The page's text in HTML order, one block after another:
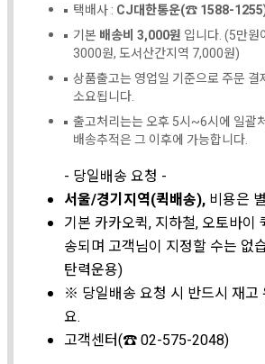
택배사 : CJ대한통운(☎ 1588-
기본 배송비 3,000원 입니다. (5만
3000원, 도서산간지역 7,000원)
상품출고는 영업일 기준으로 주문
소요됩니다.
출고처리는는 오후 5시~6시에 일괄
배송추적은 그 이후에 가능합니다.
- 당일배송 요청 -
서울/경기지역(퀵배송), 비용은
기본 카카오퀵, 지하철, 오토바이
송되며 고객님이 지정할 수는 없
탄력운용)
※ 당일배송 요청 시 반드시 재고
요.
고객센터(☎ 02-575-2048)